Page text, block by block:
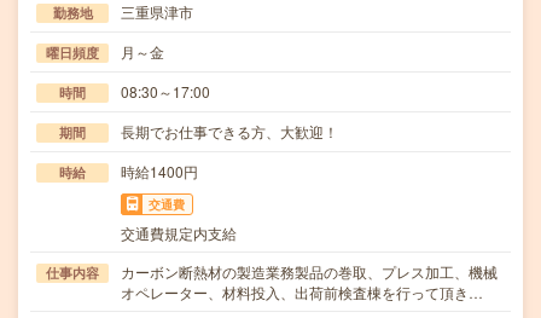
勤務地 三重県津市
曜日頻度 月～金
時間 08:30～17:00
期間 長期でお仕事できる方、大歓迎！
時給 時給1400円
交通費
交通費規定内支給
仕事内容
カーボン断熱材の製造業務製品の巻取、プレス加工、機械
オペレーター、材料投入、出荷前検査棟を行って頂き…